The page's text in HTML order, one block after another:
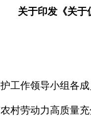
关于印发《关于
作领导小组各成
劳动力高质量充